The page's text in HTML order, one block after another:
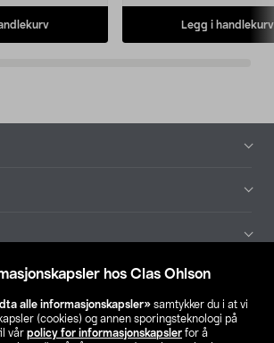
hos Clas Ohlson
alle informasjonskapsler» samtykker du i at vi
(cookies) og annen sporingsteknologi på
vår policy for informasjonskapsler for å
Legg i handlekurv